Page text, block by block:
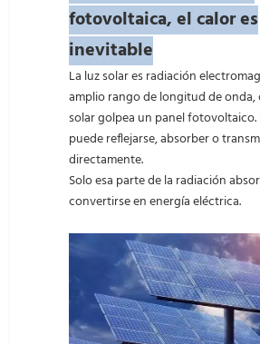
fotovoltaica, el calor es
inevitable
La luz solar es radiación
amplio rango de longitud de onda,
solar golpea un panel fotovoltaico.
puede reflejarse, absorber o
directamente.
Solo esa parte de la radiación
convertirse en energía eléctrica.